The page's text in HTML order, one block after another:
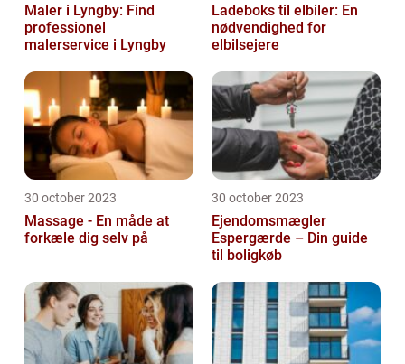
Maler i Lyngby: Find
professionel
malerservice i Lyngby
Ladeboks til elbiler: En
nødvendighed for
elbilsejere
30 october 2023
Massage - En måde at
forkæle dig selv på
30 october 2023
Ejendomsmægler
Espergærde – Din guide
til boligkøb